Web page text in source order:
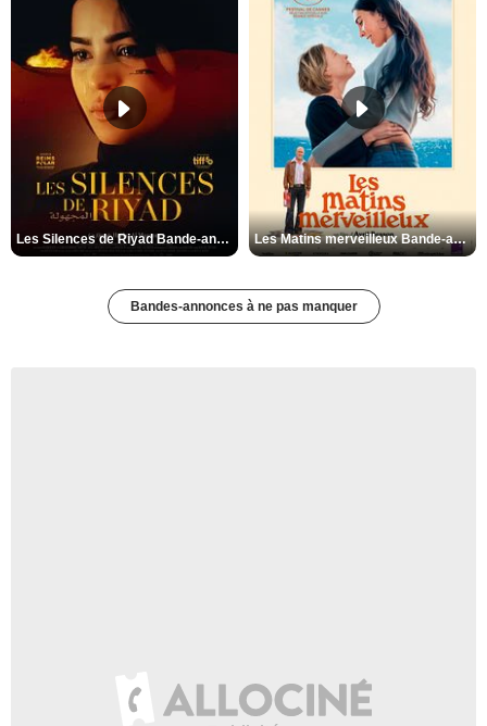
Les Silences de Riyad Bande-annonce VO STFR Les Matins merveilleux Bande-annonce VF
Bandes-annonces à ne pas manquer